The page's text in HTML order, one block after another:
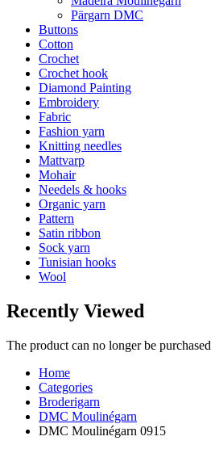
Pärgarn DMC
Buttons
Cotton
Crochet
Crochet hook
Diamond Painting
Embroidery
Fabric
Fashion yarn
Knitting needles
Mattvarp
Mohair
Needels & hooks
Organic yarn
Pattern
Satin ribbon
Sock yarn
Tunisian hooks
Wool
Recently Viewed
The product can no longer be purchased
Home
Categories
Broderigarn
DMC Moulinégarn
DMC Moulinégarn 0915